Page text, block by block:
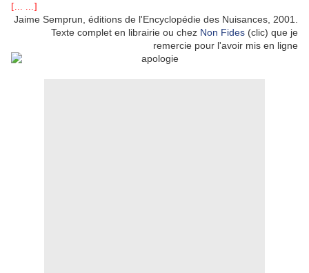
[... ...]
Jaime Semprun, éditions de l'Encyclopédie des Nuisances, 2001.
Texte complet en librairie ou chez Non Fides (clic) que je
remercie pour l'avoir mis en ligne